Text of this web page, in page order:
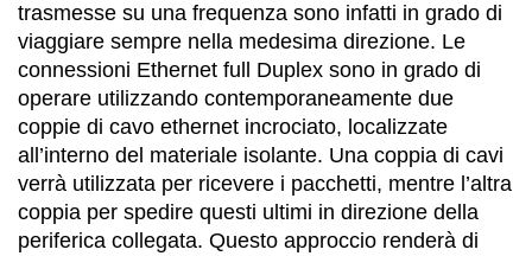
trasmesse su una frequenza sono infatti in grado di
viaggiare sempre nella medesima direzione. Le
connessioni Ethernet full Duplex sono in grado di
operare utilizzando contemporaneamente due
coppie di cavo ethernet incrociato, localizzate
all’interno del materiale isolante. Una coppia di cavi
verrà utilizzata per ricevere i pacchetti, mentre l’altra
coppia per spedire questi ultimi in direzione della
periferica collegata. Questo approccio renderà di